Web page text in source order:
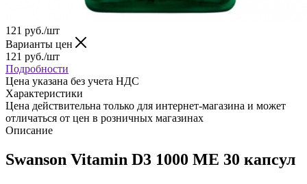
121 руб./шт
Варианты цен
121 руб./шт
Подробности
Цена указана без учета НДС
Характеристики
Цена действительна только для интернет-магазина и может
отличаться от цен в розничных магазинах
Описание
Swanson Vitamin D3 1000 МЕ 30 капсул